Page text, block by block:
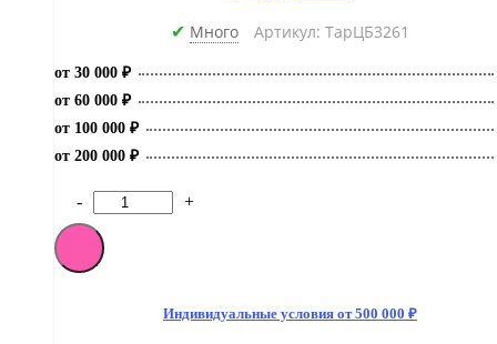
✔ Много Артикул: ТарЦБ3261
от 30 000 ₽
от 60 000 ₽
от 100 000 ₽
от 200 000 ₽
Количество
товара
[M]Газированный
напиток
- +
Индивидуальные условия от 500 000 ₽